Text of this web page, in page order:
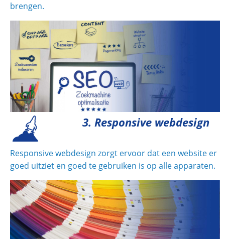
brengen.
3. Responsive webdesign
Responsive webdesign zorgt ervoor dat een website er
goed uitziet en goed te gebruiken is op alle apparaten.